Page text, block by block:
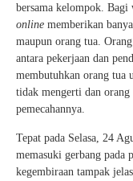
bersama kelompok.
online memberikan
maupun orang tua.
antara pekerjaan dan
membutuhkan orang tua
tidak mengerti dan
pemecahannya.
Tepat pada Selasa, 24
memasuki gerbang pada
kegembiraan tampak